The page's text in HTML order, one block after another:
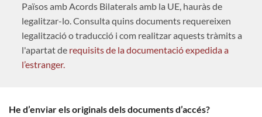
Països amb Acords Bilaterals amb la UE, hauràs de
legalitzar-lo. Consulta quins documents requereixen
legalització o traducció i com realitzar aquests tràmits a
l'apartat de requisits de la documentació expedida a
l’estranger.
He d’enviar els originals dels documents d’accés?